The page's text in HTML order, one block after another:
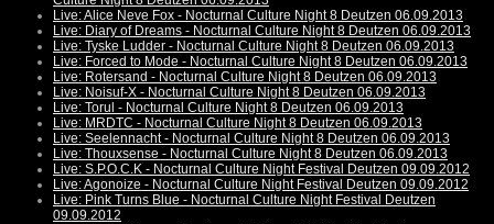
Live: Alice Neve Fox - Nocturnal Culture Night 8 Deutzen 06.09.2013
Live: Diary of Dreams - Nocturnal Culture Night 8 Deutzen 06.09.2013
Live: Tyske Ludder - Nocturnal Culture Night 8 Deutzen 06.09.2013
Live: Forced to Mode - Nocturnal Culture Night 8 Deutzen 06.09.2013
Live: Rotersand - Nocturnal Culture Night 8 Deutzen 06.09.2013
Live: Noisuf-X - Nocturnal Culture Night 8 Deutzen 06.09.2013
Live: Torul - Nocturnal Culture Night 8 Deutzen 06.09.2013
Live: MRDTC - Nocturnal Culture Night 8 Deutzen 06.09.2013
Live: Seelennacht - Nocturnal Culture Night 8 Deutzen 06.09.2013
Live: Thouxsense - Nocturnal Culture Night 8 Deutzen 06.09.2013
Live: S.P.O.C.K - Nocturnal Culture Night Festival Deutzen 09.09.2012
Live: Agonoize - Nocturnal Culture Night Festival Deutzen 09.09.2012
Live: Pink Turns Blue - Nocturnal Culture Night Festival Deutzen
09.09.2012